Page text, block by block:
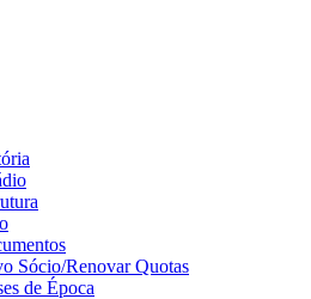
Sócio/Renovar Quotas
de Época